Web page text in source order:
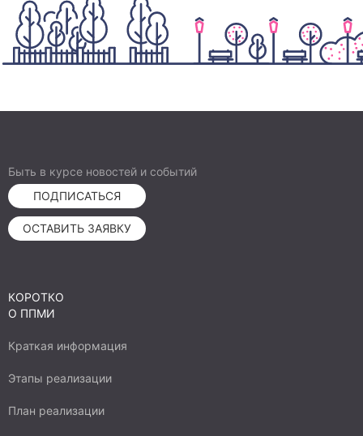
Быть в курсе новостей и событий
ПОДПИСАТЬСЯ
ОСТАВИТЬ ЗАЯВКУ
КОРОТКО
О ППМИ
Краткая информация
Этапы реализации
План реализации